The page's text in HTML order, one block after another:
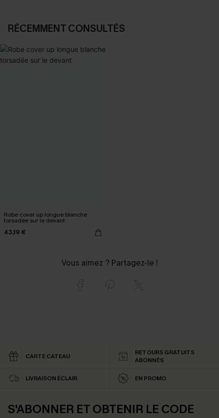
RÉCEMMENT CONSULTÉS
Robe cover up longue blanche
torsadée sur le devant
43,19 €
Vous aimez ? Partagez-le !
CARTE CATEAU
RETOURS GRATUITS
ABONNÉS
LIVRAISON ÉCLAIR EN PROMO
S'ABONNER ET OBTENIR LE CODE